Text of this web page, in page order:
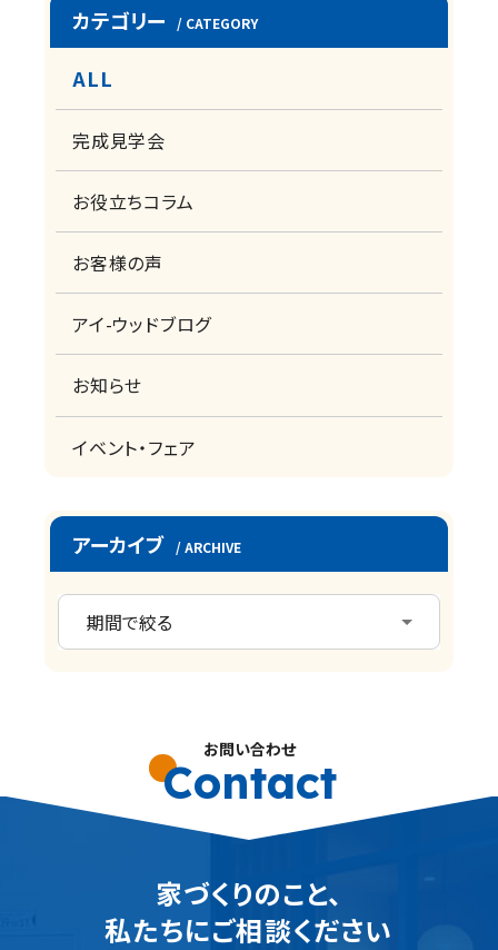
カテゴリー / CATEGORY
ALL
完成見学会
お役立ちコラム
お客様の声
アイ-ウッドブログ
お知らせ
イベント・フェア
アーカイブ / ARCHIVE
お問い合わせ
Contact
家づくりのこと、
私たちにご相談ください